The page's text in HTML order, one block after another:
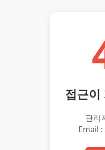
접근이
관리
Email